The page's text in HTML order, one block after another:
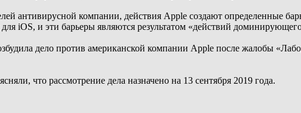
антивирусной компании, действия Apple создают определенные
для iOS, и эти барьеры являются результатом «действий
дело против американской компании Apple после жалобы
что рассмотрение дела назначено на 13 сентября 2019 года.